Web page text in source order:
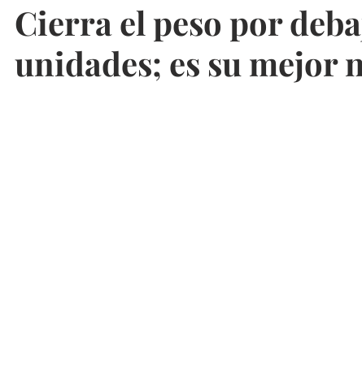
Cierra el peso por
unidades; es su mejor